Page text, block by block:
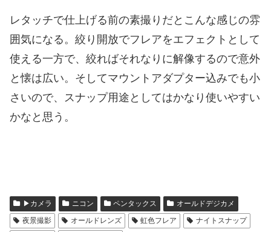
レタッチで仕上げる前の素撮りだとこんな感じの雰
囲気になる。絞り開放でフレアをエフェクトとして
使える一方で、絞ればそれなりに解像するので意外
と懐は広い。そしてマウントアダプター込みでも小
さいので、スナップ用途としてはかなり使いやすい
かなと思う。
▶カメラ ニコン ペンタックス
オールドデジカメ
夜景撮影
オールドレンズ 虹色フレア
ナイトスナップ